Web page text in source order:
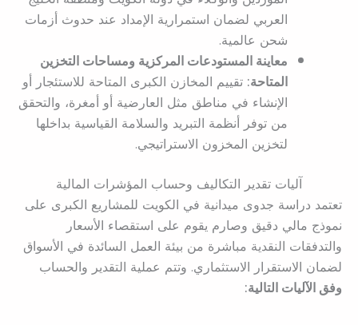
العربي لضمان استمرارية الإمداد عند حدوث أزمات
شحن عالمية.
معاينة المستودعات المركزية ومساحات التخزين
المتاحة: تقييم المخازن الكبرى المتاحة للاستئجار أو
الإنشاء في مناطق مثل العارضية أو أمغرة، والتحقق
من توفر أنظمة التبريد والسلامة القياسية بداخلها
لتخزين المخزون الاستراتيجي.
آليات تقدير التكاليف وحساب المؤشرات المالية
تعتمد دراسة جدوى ميدانية في الكويت للمشاريع الكبرى على
نموذج مالي دقيق وصارم يقوم على استقصاء الأسعار
والتدفقات النقدية مباشرة من بيئة العمل السائدة في الأسواق
لضمان الاستقرار الاستثماري. وتتم عملية التقدير والحساب
وفق الآليات التالية: